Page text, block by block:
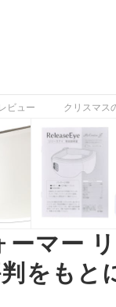
ビュー クリスマス
マー
をもと